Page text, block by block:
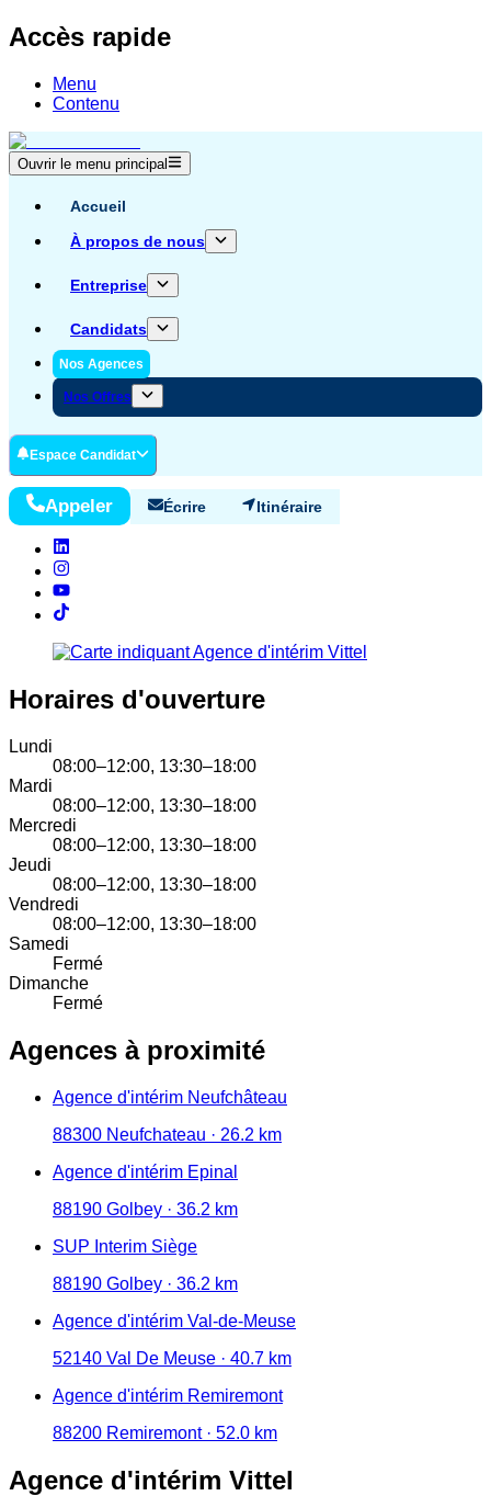
Accès rapide
Menu
Contenu
Ouvrir le menu principal
Accueil
À propos de nous
Entreprise
Candidats
Nos Agences
Nos Offres
Espace Candidat
Appeler Écrire Itinéraire
Horaires d'ouverture
Lundi
08:00–12:00, 13:30–18:00
Mardi
08:00–12:00, 13:30–18:00
Mercredi
08:00–12:00, 13:30–18:00
Jeudi
08:00–12:00, 13:30–18:00
Vendredi
08:00–12:00, 13:30–18:00
Samedi
Fermé
Dimanche
Fermé
Agences à proximité
Agence d'intérim Neufchâteau
88300 Neufchateau · 26.2 km
Agence d'intérim Epinal
88190 Golbey · 36.2 km
SUP Interim Siège
88190 Golbey · 36.2 km
Agence d'intérim Val-de-Meuse
52140 Val De Meuse · 40.7 km
Agence d'intérim Remiremont
88200 Remiremont · 52.0 km
Agence d'intérim Vittel